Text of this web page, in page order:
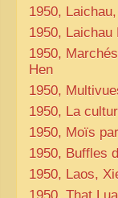
1950,
1950,
1950,
Hen
1950,
1950, La
1950, Moïs
1950, Buffles
1950, Laos,